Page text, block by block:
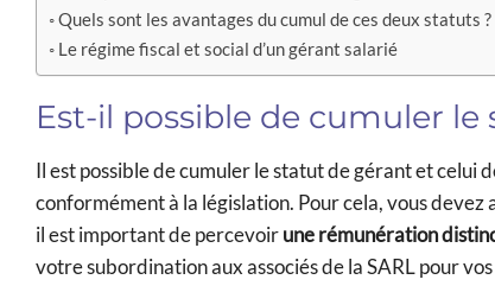
Quels sont les avantages du cumul de ces deux statuts ?
Le régime fiscal et social d’un gérant salarié
Est-il possible de cumuler
Il est possible de cumuler le statut de gérant et celui
conformément à la législation. Pour cela, vous
il est important de percevoirune rémunération
votre subordination aux associés de la SARL pour